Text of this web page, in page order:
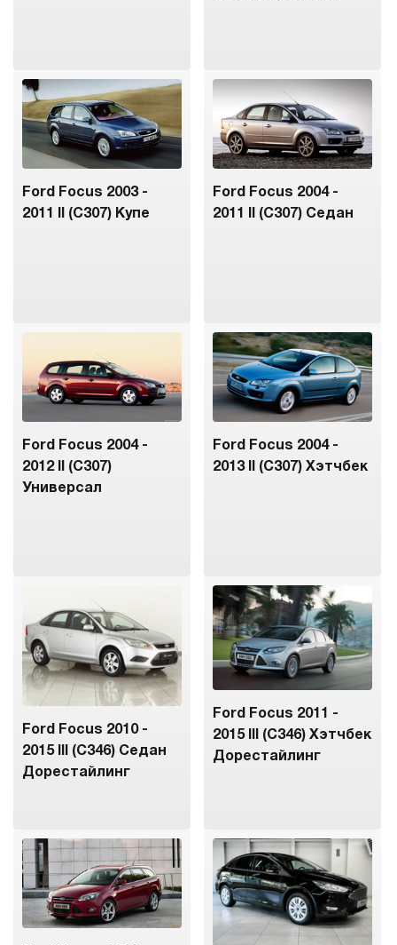
Ford Focus 2003 -
2011 II (C307) Купе
Ford Focus 2004 -
2011 II (C307) Седан
Ford Focus 2004 -
2012 II (C307)
Универсал
Ford Focus 2004 -
2013 II (C307) Хэтчбек
Ford Focus 2010 -
2015 III (C346) Седан
Дорестайлинг
Ford Focus 2011 -
2015 III (C346) Хэтчбек
Дорестайлинг